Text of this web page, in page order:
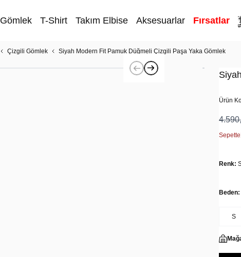
Gömlek T-Shirt Takım Elbise Aksesuarlar Fırsatlar
Çizgili Gömlek Siyah Modern Fit Pamuk Düğmeli Çizgili Paşa Yaka Gömlek
Ürün
Sepette
Renk:
Beden:
S